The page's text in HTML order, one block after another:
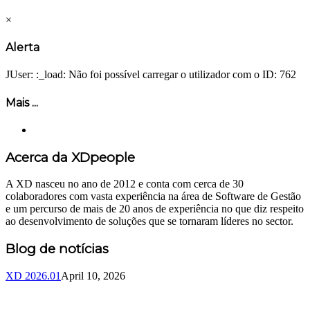
×
Alerta
JUser: :_load: Não foi possível carregar o utilizador com o ID: 762
Mais ...
Acerca da XDpeople
A XD nasceu no ano de 2012 e conta com cerca de 30
colaboradores com vasta experiência na área de Software de Gestão
e um percurso de mais de 20 anos de experiência no que diz respeito
ao desenvolvimento de soluções que se tornaram líderes no sector.
Blog de notícias
XD 2026.01 April 10, 2026